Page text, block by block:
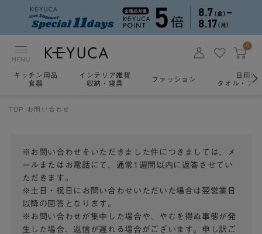
MENU
0
キッチン用品
食器
インテリア雑貨
収納・寝具
ファッション
日用雑
タオル・ア
TOP お問い合わせ
※お問い合わせをいただきました件につきましては、メ
ールまたはお電話にて、通常1週間以内に返答させてい
ただきます。
※土日・祝日にお問い合わせいただいた場合は翌営業日
以降の回答となります。
※お問い合わせが集中した場合や、やむを得ぬ事態が発
生した場合、返信が遅れる場合がございます。申し訳ご